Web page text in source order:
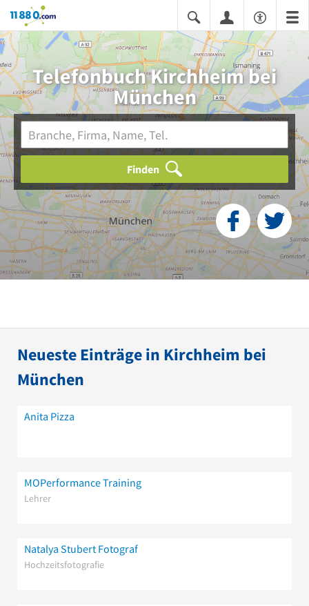
11880.com
Telefonbuch Kirchheim bei
München
Finden
Neueste Einträge in Kirchheim bei
München
Anita Pizza
MOPerformance Training
Lehrer
Natalya Stubert Fotograf
Hochzeitsfotografie